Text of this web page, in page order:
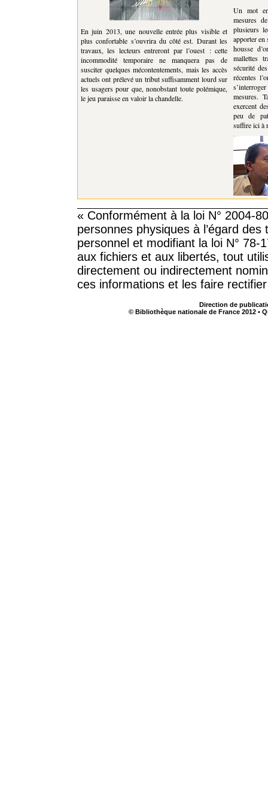
En juin 2013, une nouvelle entrée plus visible et
plus confortable s’ouvrira du côté est. Durant les
travaux, les lecteurs entreront par l’ouest : cette
incommodité temporaire ne manquera pas de
susciter quelques mécontentements, mais les accès
actuels ont prélevé un tribut suffisamment lourd sur
les usagers pour que, nonobstant toute polémique,
le jeu paraisse en valoir la chandelle.
Un mot
mesures
plusieurs
apporter en
housse
mallettes
sécurité
récentes
mesures.
exercent
peu de
suffire ici à
« Conformément à la loi N° 2004-
personnes physiques à l’égard
personnel et modifiant la loi N° 78-
aux fichiers et aux libertés, tout
directement ou indirectement
ces informations et les faire
Direction de
© Bibliothèque nationale de France 2012 •